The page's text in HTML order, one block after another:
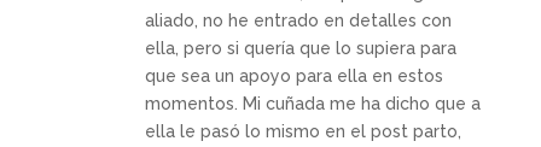
aliado, no he entrado en detalles con
ella, pero si quería que lo supiera para
que sea un apoyo para ella en estos
momentos. Mi cuñada me ha dicho que a
ella le pasó lo mismo en el post parto,